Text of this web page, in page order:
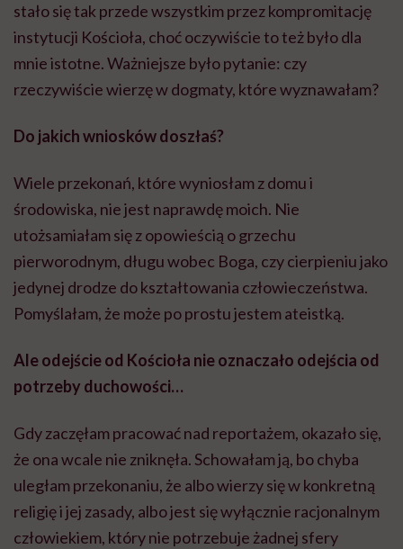
stało się tak przede wszystkim przez kompromitację
instytucji Kościoła, choć oczywiście to też było dla
mnie istotne. Ważniejsze było pytanie: czy
rzeczywiście wierzę w dogmaty, które wyznawałam?
Do jakich wniosków doszłaś?
Wiele przekonań, które wyniosłam z domu i
środowiska, nie jest naprawdę moich. Nie
utożsamiałam się z opowieścią o grzechu
pierworodnym, długu wobec Boga, czy cierpieniu jako
jedynej drodze do kształtowania człowieczeństwa.
Pomyślałam, że może po prostu jestem ateistką.
Ale odejście od Kościoła nie oznaczało odejścia od
potrzeby duchowości…
Gdy zaczęłam pracować nad reportażem, okazało się,
że ona wcale nie zniknęła. Schowałam ją, bo chyba
uległam przekonaniu, że albo wierzy się w konkretną
religię i jej zasady, albo jest się wyłącznie racjonalnym
człowiekiem, który nie potrzebuje żadnej sfery